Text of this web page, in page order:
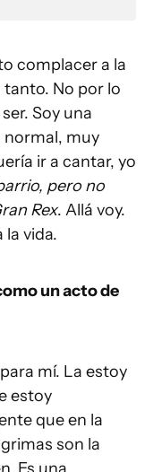
complacer a la
No por lo
Soy una
normal, muy
ir a cantar, yo
pero no
Rex. Allá voy.
la vida.
un acto de
mí. La estoy
estoy
que en la
son la